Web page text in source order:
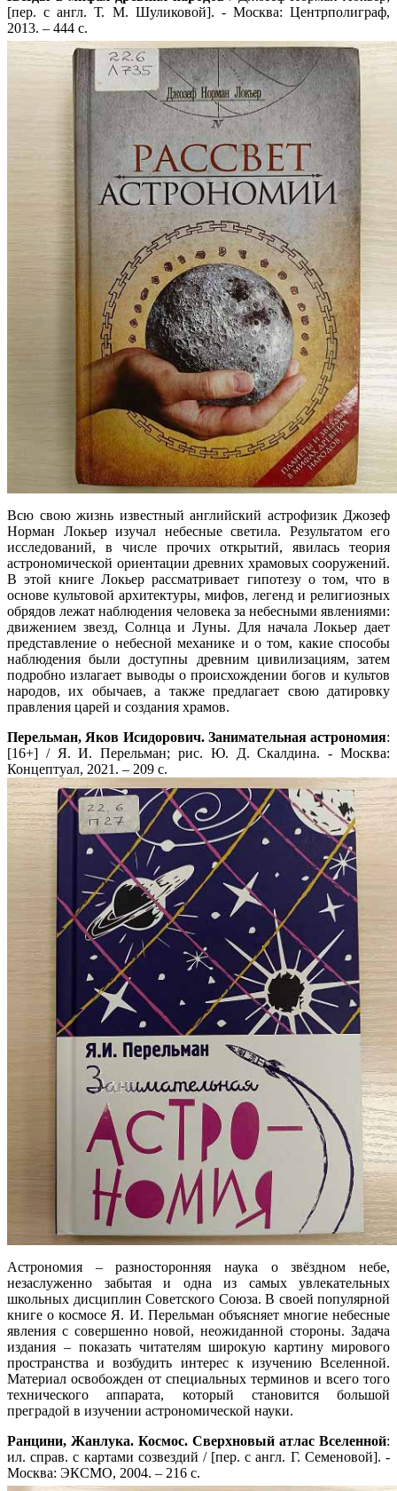
[пер. с англ. Т. М. Шуликовой]. - Москва: Центрполиграф,
2013. – 444 с.
Всю свою жизнь известный английский астрофизик Джозеф
Норман Локьер изучал небесные светила. Результатом его
исследований, в числе прочих открытий, явилась теория
астрономической ориентации древних храмовых сооружений.
В этой книге Локьер рассматривает гипотезу о том, что в
основе культовой архитектуры, мифов, легенд и религиозных
обрядов лежат наблюдения человека за небесными явлениями:
движением звезд, Солнца и Луны. Для начала Локьер дает
представление о небесной механике и о том, какие способы
наблюдения были доступны древним цивилизациям, затем
подробно излагает выводы о происхождении богов и культов
народов, их обычаев, а также предлагает свою датировку
правления царей и создания храмов.
Перельман, Яков Исидорович. Занимательная астрономия:
[16+] / Я. И. Перельман; рис. Ю. Д. Скалдина. - Москва:
Концептуал, 2021. – 209 с.
Астрономия – разносторонняя наука о звёздном небе,
незаслуженно забытая и одна из самых увлекательных
школьных дисциплин Советского Союза. В своей популярной
книге о космосе Я. И. Перельман объясняет многие небесные
явления с совершенно новой, неожиданной стороны. Задача
издания – показать читателям широкую картину мирового
пространства и возбудить интерес к изучению Вселенной.
Материал освобожден от специальных терминов и всего того
технического аппарата, который становится большой
преградой в изучении астрономической науки.
Ранцини, Жанлука. Космос. Сверхновый атлас Вселенной:
ил. справ. с картами созвездий / [пер. с англ. Г. Семеновой]. -
Москва: ЭКСМО, 2004. – 216 с.